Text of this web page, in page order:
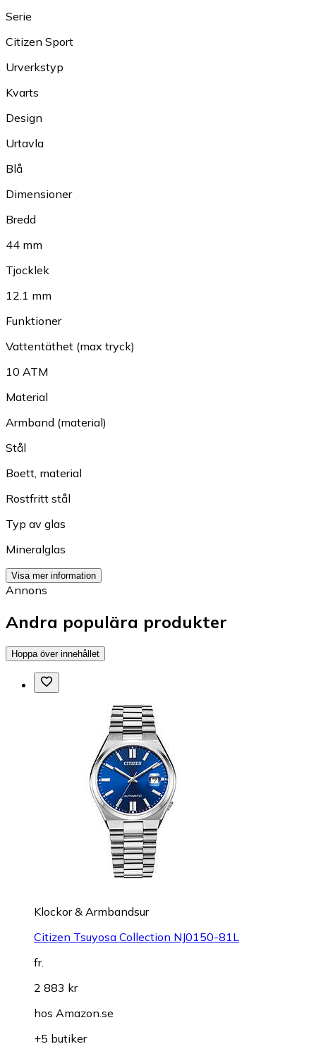
Serie
Citizen Sport
Urverkstyp
Kvarts
Design
Urtavla
Blå
Dimensioner
Bredd
44 mm
Tjocklek
12.1 mm
Funktioner
Vattentäthet (max tryck)
10 ATM
Material
Armband (material)
Stål
Boett, material
Rostfritt stål
Typ av glas
Mineralglas
Visa mer information
Annons
Andra populära produkter
Hoppa över innehållet
Klockor & Armbandsur
Citizen Tsuyosa Collection NJ0150-81L
fr.
2 883 kr
hos Amazon.se
+5 butiker